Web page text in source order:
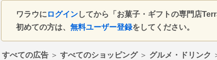
ワラウに ログインしてから「お菓子・ギフトの専門店
初めての方は、 無料ユーザー登録をしてください。
すべての広告 ＞ すべてのショッピング＞ グルメ・ドリンク